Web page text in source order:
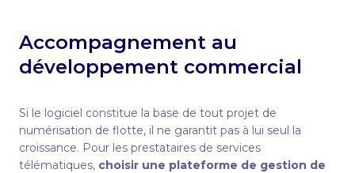
Accompagnement au
développement commercial
Si le logiciel constitue la base de tout projet de
numérisation de flotte, il ne garantit pas à lui seul la
croissance. Pour les prestataires de services
télématiques, choisir une plateforme de gestion de